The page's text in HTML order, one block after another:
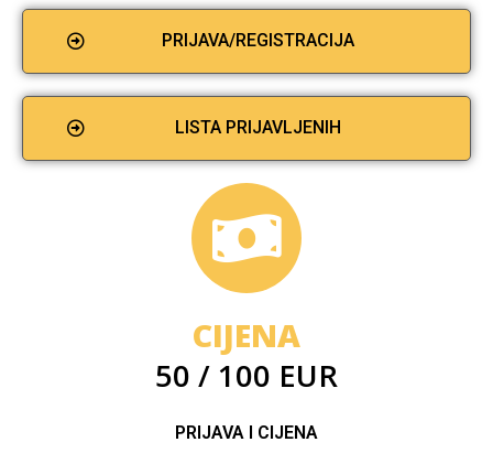
PRIJAVA/REGISTRACIJA
LISTA PRIJAVLJENIH
CIJENA
50 / 100 EUR
PRIJAVA I CIJENA